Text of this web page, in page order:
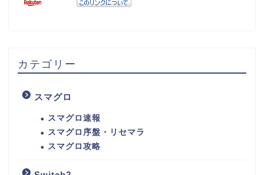
カテゴリー
スマグロ
スマグロ速報
スマグロ序盤・リセマラ
スマグロ攻略